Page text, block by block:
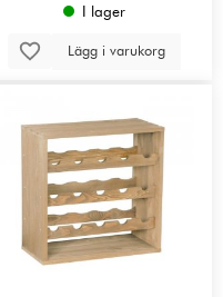
I lager
Lägg i varukorg